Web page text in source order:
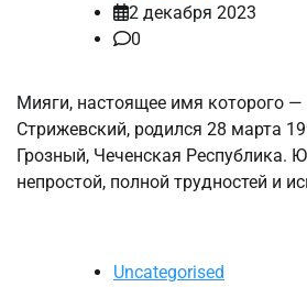
2 декабря 2023
0
Мияги, настоящее имя которого
Стрижевский, родился 28 марта
Грозный, Чеченская Республика.
непростой, полной трудностей и
Uncategorised